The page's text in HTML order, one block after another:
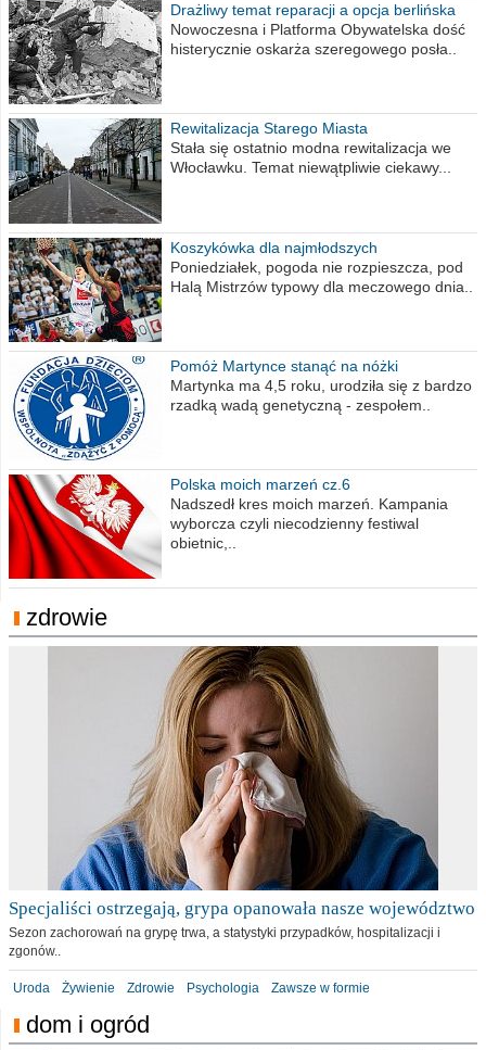
Drażliwy temat reparacji a opcja berlińska
Nowoczesna i Platforma Obywatelska dość
histerycznie oskarża szeregowego posła..
Rewitalizacja Starego Miasta
Stała się ostatnio modna rewitalizacja we
Włocławku. Temat niewątpliwie ciekawy...
Koszykówka dla najmłodszych
Poniedziałek, pogoda nie rozpieszcza, pod
Halą Mistrzów typowy dla meczowego dnia..
Pomóż Martynce stanąć na nóżki
Martynka ma 4,5 roku, urodziła się z bardzo
rzadką wadą genetyczną - zespołem..
Polska moich marzeń cz.6
Nadszedł kres moich marzeń. Kampania
wyborcza czyli niecodzienny festiwal
obietnic,..
zdrowie
Specjaliści ostrzegają, grypa opanowała nasze województwo
Sezon zachorowań na grypę trwa, a statystyki przypadków, hospitalizacji i
zgonów..
Uroda Żywienie Zdrowie Psychologia Zawsze w formie
dom i ogród